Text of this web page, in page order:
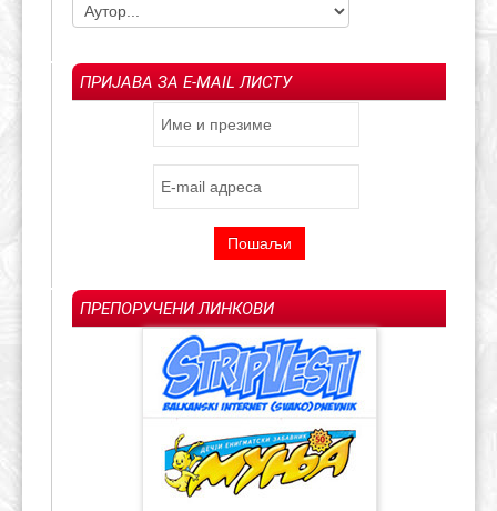
ПРИЈАВА ЗА E-MAIL ЛИСТУ
ПРЕПОРУЧЕНИ ЛИНКОВИ